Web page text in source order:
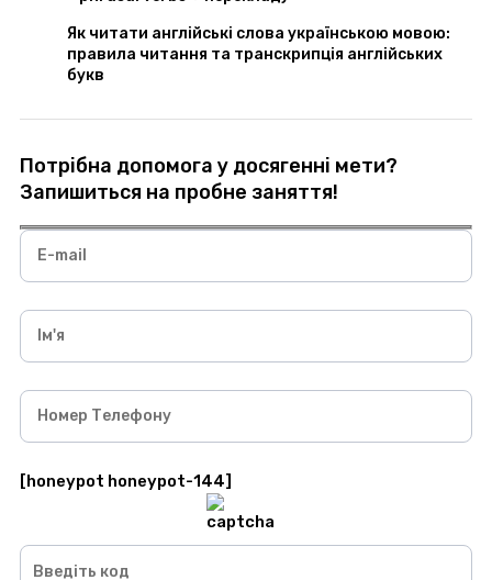
Як читати англійські слова українською мовою:
правила читання та транскрипція англійських
букв
Потрібна допомога у досягенні мети?
Запишиться на пробне заняття!
E-mail
Ім'я
Номер Телефону
[honeypot honeypot-144]